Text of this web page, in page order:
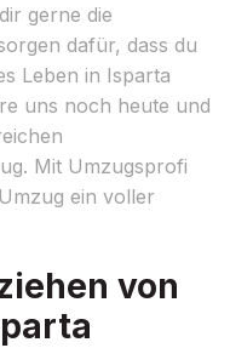
gerne die
dafür, dass du
Leben in Isparta
uns noch heute und
Mit Umzugsprofi
ein voller
von